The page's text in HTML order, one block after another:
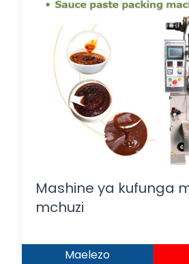
Mashine ya kufunga
mchuzi
Maelezo